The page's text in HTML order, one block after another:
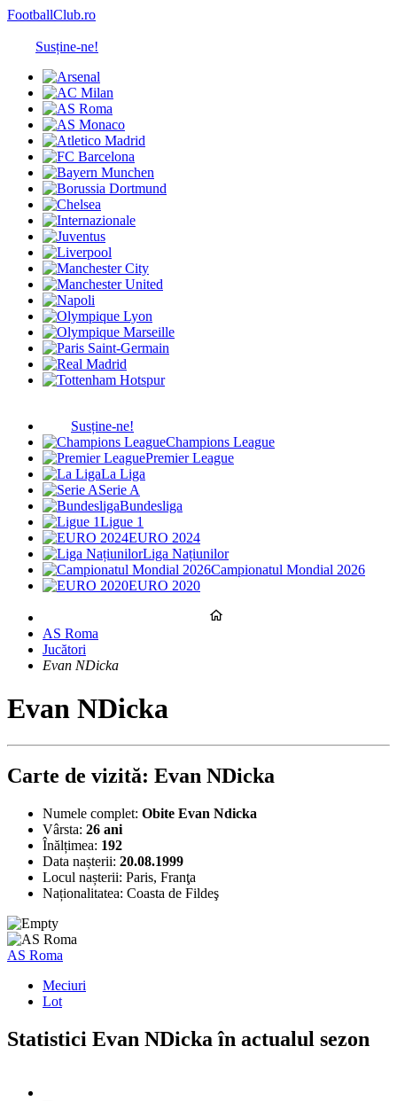
FootballClub.ro
Susține-ne!
Susține-ne!
Champions League
Premier League
La Liga
Serie A
Bundesliga
Ligue 1
EURO 2024
Liga Națiunilor
Campionatul Mondial 2026
EURO 2020
AS Roma
Jucători
Evan NDicka
Evan NDicka
Carte de vizită: Evan NDicka
Numele complet: Obite Evan Ndicka
Vârsta: 26 ani
Înălțimea: 192
Data nașterii: 20.08.1999
Locul nașterii: Paris, Franţa
Naționalitatea: Coasta de Fildeş
AS Roma
Meciuri
Lot
Statistici Evan NDicka în actualul sezon